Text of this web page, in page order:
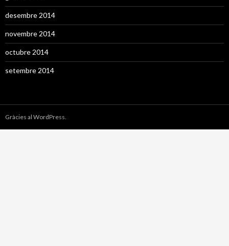
desembre 2014
novembre 2014
octubre 2014
setembre 2014
Gràcies al WordPress.